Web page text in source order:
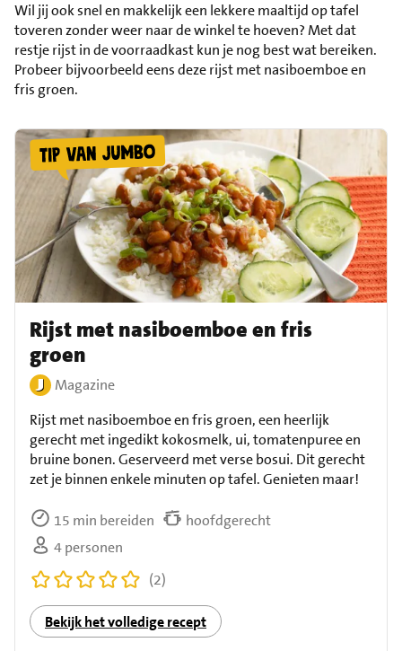
Wil jij ook snel en makkelijk een lekkere maaltijd op tafel
toveren zonder weer naar de winkel te hoeven? Met dat
restje rijst in de voorraadkast kun je nog best wat bereiken.
Probeer bijvoorbeeld eens deze rijst met nasiboemboe en
fris groen.
Rijst met nasiboemboe en fris
groen
Magazine
Rijst met nasiboemboe en fris groen, een heerlijk
gerecht met ingedikt kokosmelk, ui, tomatenpuree en
bruine bonen. Geserveerd met verse bosui. Dit gerecht
zet je binnen enkele minuten op tafel. Genieten maar!
15 min bereiden
hoofdgerecht
4 personen
(2)
Bekijk het volledige recept